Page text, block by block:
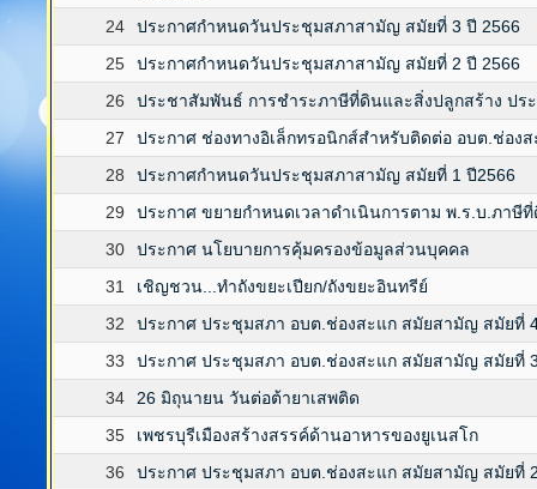
24
ประกาศกำหนดวันประชุมสภาสามัญ สมัยที่ 3 ปี 2566
25
ประกาศกำหนดวันประชุมสภาสามัญ สมัยที่ 2 ปี 2566
26
ประชาสัมพันธ์ การชำระภาษีที่ดินและสิ่งปลูกสร้าง ปร
27
ประกาศ ช่องทางอิเล็กทรอนิกส์สำหรับติดต่อ อบต.ช่องส
28
ประกาศกำหนดวันประชุมสภาสามัญ สมัยที่ 1 ปี2566
29
ประกาศ ขยายกำหนดเวลาดำเนินการตาม พ.ร.บ.ภาษี
30
ประกาศ นโยบายการคุ้มครองข้อมูลส่วนบุคคล
31
เชิญชวน...ทำถังขยะเปียก/ถังขยะอินทรีย์
32
ประกาศ ประชุมสภา อบต.ช่องสะแก สมัยสามัญ สมัยที่
33
ประกาศ ประชุมสภา อบต.ช่องสะแก สมัยสามัญ สมัยที่
34
26 มิถุนายน วันต่อต้ายาเสพติด
35
เพชรบุรีเมืองสร้างสรรค์ด้านอาหารของยูเนสโก
36
ประกาศ ประชุมสภา อบต.ช่องสะแก สมัยสามัญ สมัยที่